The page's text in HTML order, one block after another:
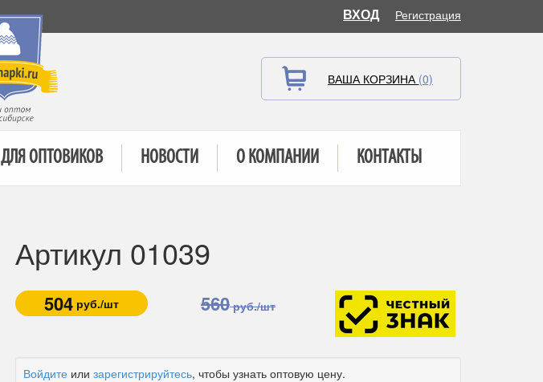
ВХОД Регистрация
ВАША КОРЗИНА (0)
ДЛЯ ОПТОВИКОВ НОВОСТИ О КОМПАНИИ КОНТАКТЫ
Артикул 01039
504 руб./шт 560руб./шт
Войдите или зарегистрируйтесь, чтобы узнать оптовую цену.